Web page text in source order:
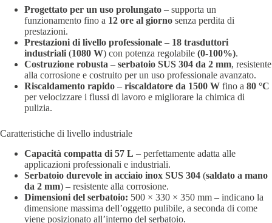
Progettato per un uso prolungato – supporta un
funzionamento fino a 12 ore al giorno senza perdita di
prestazioni.
Prestazioni di livello professionale – 18 trasduttori
industriali (1080 W) con potenza regolabile (0-100%).
Costruzione robusta – serbatoio SUS 304 da 2 mm, resistente
alla corrosione e costruito per un uso professionale avanzato.
Riscaldamento rapido – riscaldatore da 1500 W fino a 80 °C
per velocizzare i flussi di lavoro e migliorare la chimica di
pulizia.
Caratteristiche di livello industriale
Capacità compatta di 57 L – perfettamente adatta alle
applicazioni professionali e industriali.
Serbatoio durevole in acciaio inox SUS 304 (saldato a mano
da 2 mm) – resistente alla corrosione.
Dimensioni del serbatoio: 500 × 330 × 350 mm – indicano la
dimensione massima dell’oggetto pulibile, a seconda di come
viene posizionato all’interno del serbatoio.